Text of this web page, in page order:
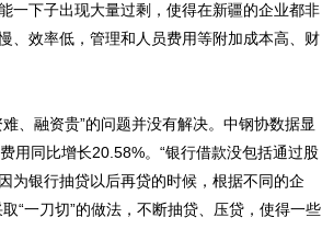
一下子出现大量过剩，使得在新疆的企业都非
、效率低，管理和人员费用等附加成本高、财
融资贵”的问题并没有解决。中钢协数据显
用同比增长20.58%。“银行借款没包括通过股
为银行抽贷以后再贷的时候，根据不同的企
“一刀切”的做法，不断抽贷、压贷，使得一些